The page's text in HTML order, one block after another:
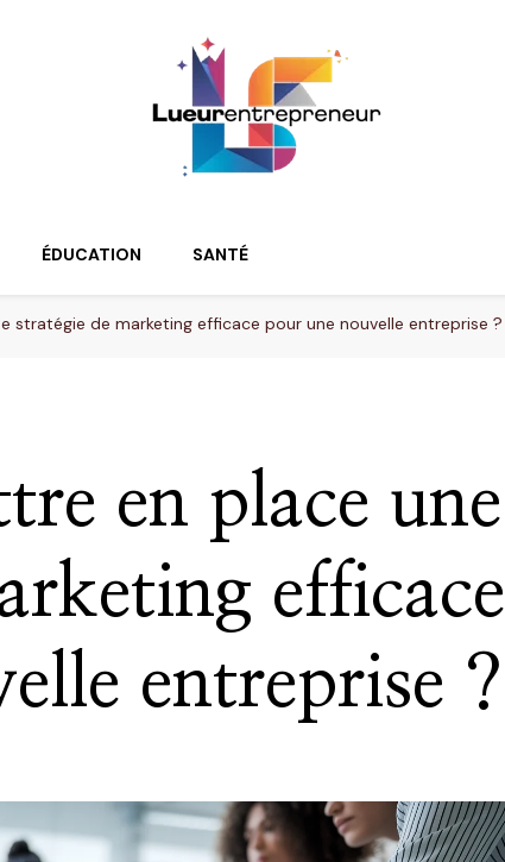
ÉDUCATION SANTÉ
stratégie de marketing efficace pour une nouvelle entreprise ?
en place une
efficace
entreprise ?